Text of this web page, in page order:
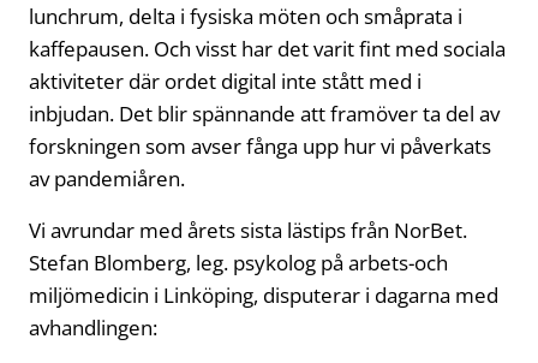
lunchrum, delta i fysiska möten och småprata i
kaffepausen. Och visst har det varit fint med sociala
aktiviteter där ordet digital inte stått med i
inbjudan. Det blir spännande att framöver ta del av
forskningen som avser fånga upp hur vi påverkats
av pandemiåren.
Vi avrundar med årets sista lästips från NorBet.
Stefan Blomberg, leg. psykolog på arbets-och
miljömedicin i Linköping, disputerar i dagarna med
avhandlingen: